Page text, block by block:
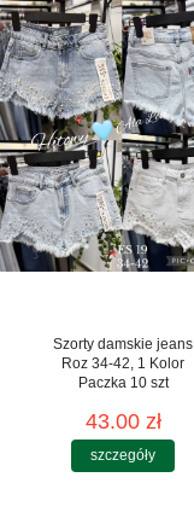
Szorty damskie jeans
Roz 34-42, 1 Kolor
Paczka 10 szt
43.00 zł
szczegóły